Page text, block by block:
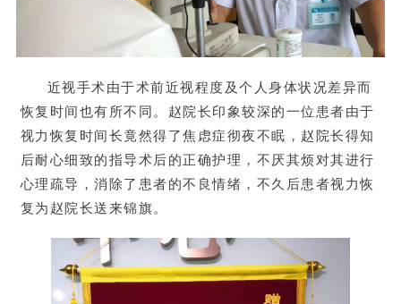
近视手术由于术前近视程度及个人身体状况差异而
恢复时间也有所不同。赵院长印象较深的一位患者由于
视力恢复时间长竟然得了焦虑症彻夜不眠，赵院长得知
后耐心细致的指导术后的正确护理 ，不厌其烦对其进行
心理疏导，消除了患者的不良情绪，不久后患者视力恢
复为赵院长送来锦旗。